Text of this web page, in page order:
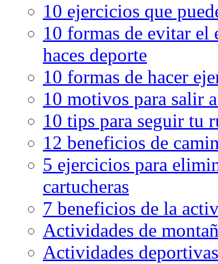
10 ejercicios que
10 formas de evitar
haces deporte
10 formas de hacer
10 motivos para salir
10 tips para seguir tu
12 beneficios de
5 ejercicios para
cartucheras
7 beneficios de la
Actividades de
Actividades